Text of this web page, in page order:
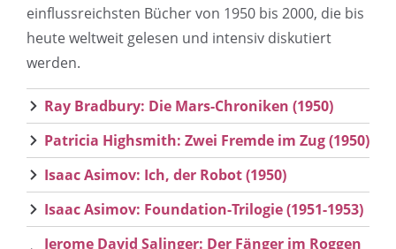
einflussreichsten Bücher von 1950 bis 2000, die bis
heute weltweit gelesen und intensiv diskutiert
werden.
Ray Bradbury: Die Mars-Chroniken (1950)
Patricia Highsmith: Zwei Fremde im Zug (1950)
Isaac Asimov: Ich, der Robot (1950)
Isaac Asimov: Foundation-Trilogie (1951-1953)
Jerome David Salinger: Der Fänger im Roggen